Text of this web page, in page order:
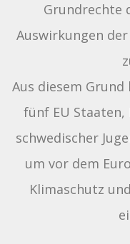
Grundrechte
Auswirkungen
Aus diesem Grund
fünf EU Staaten,
schwedischer
um vor dem
Klimaschutz